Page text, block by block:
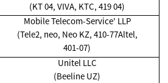
(KT 04, VIVA, KTC, 419 04)
Mobile Telecom-Service' LLP
(Tele2, neo, Neo KZ, 410-77Altel,
401-07)
Unitel LLC
(Beeline UZ)